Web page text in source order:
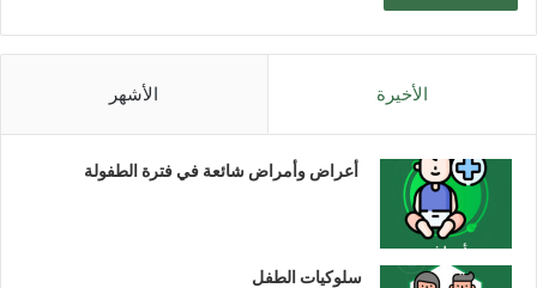
الأخيرة الأشهر
أعراض وأمراض شائعة في فترة الطفولة
سلوكيات الطفل